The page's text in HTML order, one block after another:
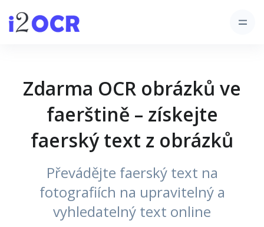
Zdarma OCR obrázků ve
faerštině – získejte
faerský text z obrázků
Převádějte faerský text na
fotografiích na upravitelný a
vyhledatelný text online